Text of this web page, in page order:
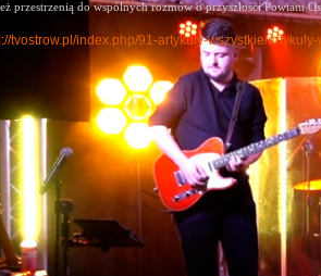
przestrzenią do wspólnych rozmów o przyszłości Powiatu
tvostrow.pl/index.php/91-artykuly-wszystkie/
tvostrow
Blisko
W ciągu